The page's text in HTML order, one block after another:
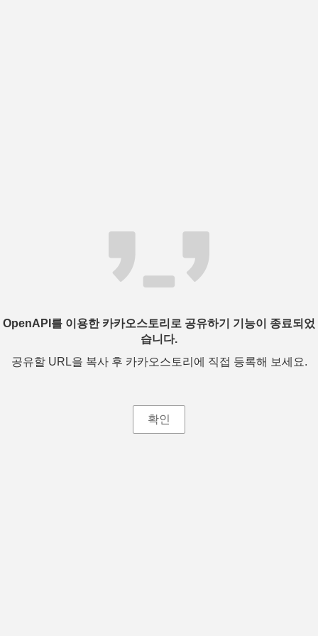
OpenAPI를 이용한 카카오스토리로 공유하기 기능이 종료되었
습니다.
공유할 URL을 복사 후 카카오스토리에 직접 등록해 보세요.
확인